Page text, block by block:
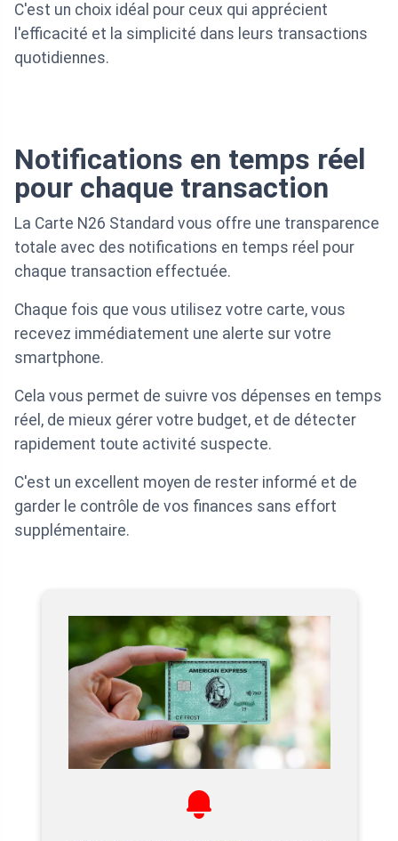
C'est un choix idéal pour ceux qui apprécient
l'efficacité et la simplicité dans leurs transactions
quotidiennes.
Notifications en temps réel
pour chaque transaction
La Carte N26 Standard vous offre une transparence
totale avec des notifications en temps réel pour
chaque transaction effectuée.
Chaque fois que vous utilisez votre carte, vous
recevez immédiatement une alerte sur votre
smartphone.
Cela vous permet de suivre vos dépenses en temps
réel, de mieux gérer votre budget, et de détecter
rapidement toute activité suspecte.
C'est un excellent moyen de rester informé et de
garder le contrôle de vos finances sans effort
supplémentaire.